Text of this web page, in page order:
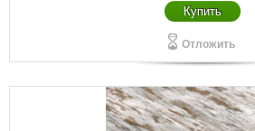
Купить
Отложить